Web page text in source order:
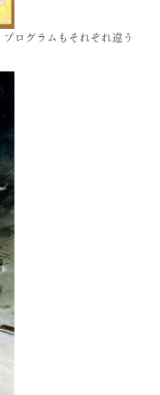
プログラムもそれぞれ違う